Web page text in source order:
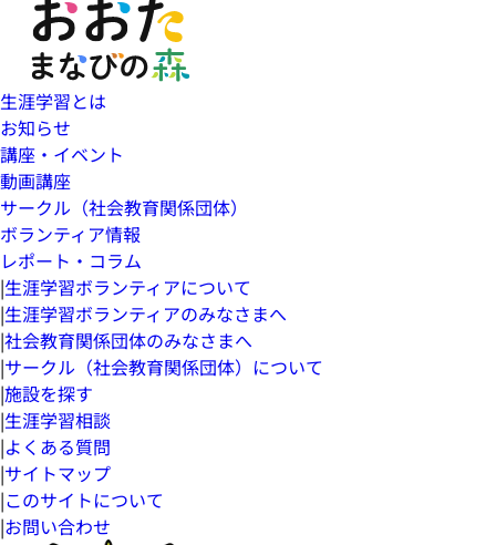
生涯学習とは
お知らせ
講座・イベント
動画講座
サークル（社会教育関係団体）
ボランティア情報
レポート・コラム
|生涯学習ボランティアについて
|生涯学習ボランティアのみなさまへ
|社会教育関係団体のみなさまへ
|サークル（社会教育関係団体）について
|施設を探す
|生涯学習相談
|よくある質問
|サイトマップ
|このサイトについて
|お問い合わせ